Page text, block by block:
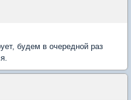
будем в очередной раз